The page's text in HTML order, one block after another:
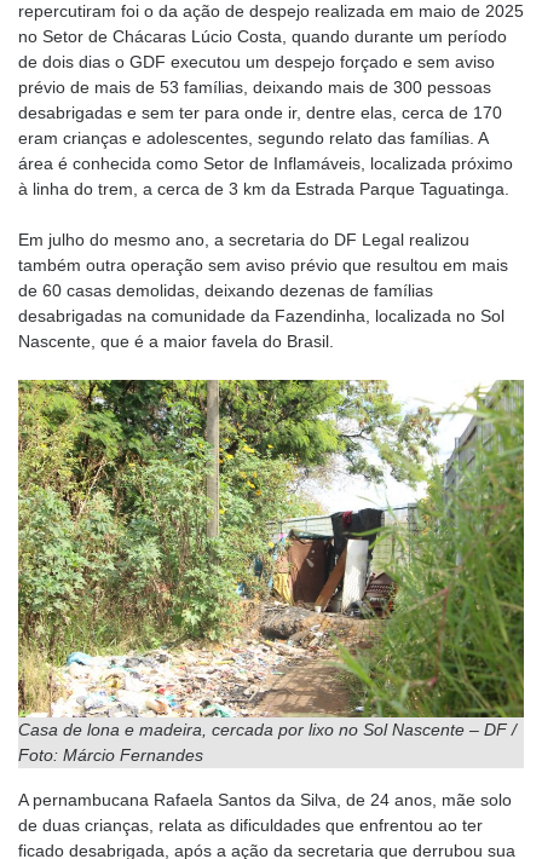
repercutiram foi o da ação de despejo realizada em maio de 2025
no Setor de Chácaras Lúcio Costa, quando durante um período
de dois dias o GDF executou um despejo forçado e sem aviso
prévio de mais de 53 famílias, deixando mais de 300 pessoas
desabrigadas e sem ter para onde ir, dentre elas, cerca de 170
eram crianças e adolescentes, segundo relato das famílias. A
área é conhecida como Setor de Inflamáveis, localizada próximo
à linha do trem, a cerca de 3 km da Estrada Parque Taguatinga.
Em julho do mesmo ano, a secretaria do DF Legal realizou
também outra operação sem aviso prévio que resultou em mais
de 60 casas demolidas, deixando dezenas de famílias
desabrigadas na comunidade da Fazendinha, localizada no Sol
Nascente, que é a maior favela do Brasil.
Casa de lona e madeira, cercada por lixo no Sol Nascente – DF /
Foto: Márcio Fernandes
A pernambucana Rafaela Santos da Silva, de 24 anos, mãe solo
de duas crianças, relata as dificuldades que enfrentou ao ter
ficado desabrigada, após a ação da secretaria que derrubou sua